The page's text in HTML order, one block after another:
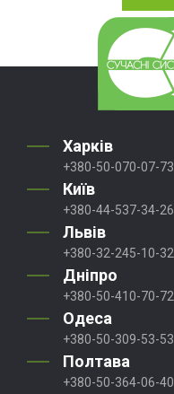
Харків
+380-50-070-07-73
Київ
+380-44-537-34-26
Львів
+380-32-245-10-32
Дніпро
+380-50-410-70-72
Одеса
+380-50-309-53-53
Полтава
+380-50-364-06-40